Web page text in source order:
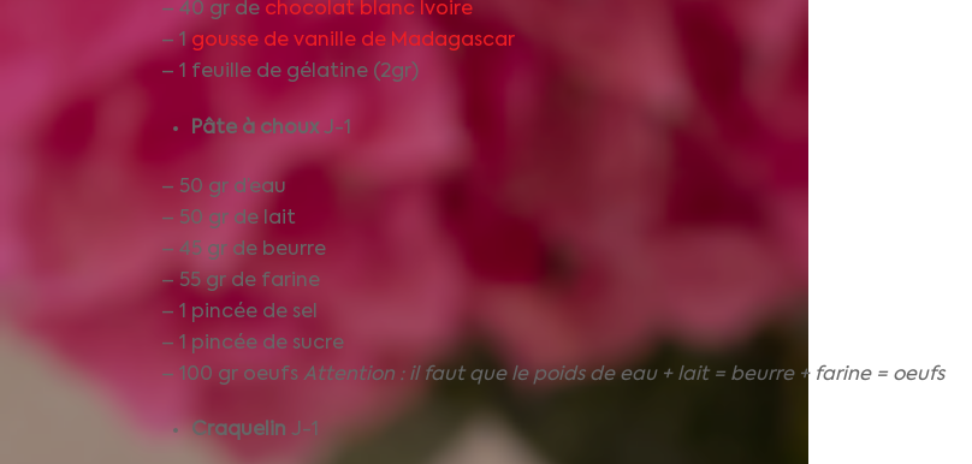
– 40 gr de chocolat blanc Ivoire
– 1 gousse de vanille de Madagascar
– 1 feuille de gélatine (2gr)
Pâte à chouxJ-1
– 50 gr d’eau
– 50 gr de lait
– 45 gr de beurre
– 55 gr de farine
– 1 pincée de sel
– 1 pincée de sucre
– 100 gr oeufs Attention : il faut que le poids de eau + lait = beurre + farine = oeufs
CraquelinJ-1